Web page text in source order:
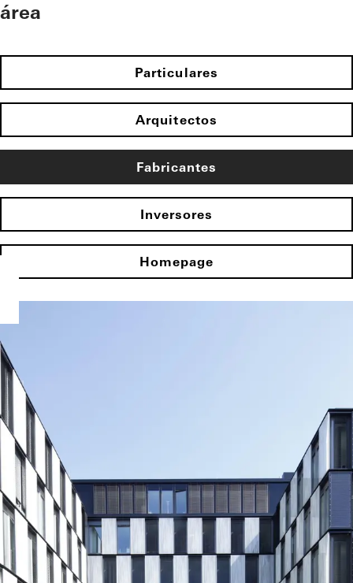
área
Particulares
Arquitectos
Fabricantes
Inversores
Homepage